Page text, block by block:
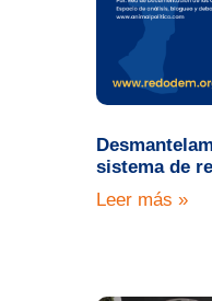
sistema de
Leer más »